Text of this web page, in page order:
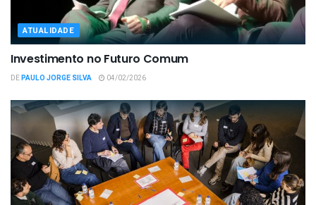
ATUALIDADE
Investimento no Futuro Comum
DEPAULO JORGE SILVA 04/02/2026